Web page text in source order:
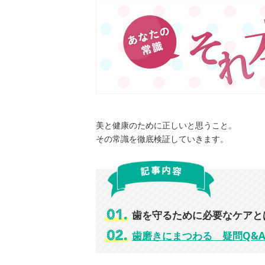
美と健康のために正しいと思うこと。
その常識を徹底検証していきます。
歯を守るために必要なケア
歯磨きにまつわる 疑問Q&A